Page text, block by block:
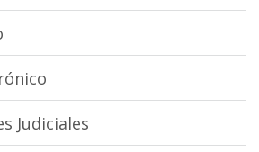
Judiciales